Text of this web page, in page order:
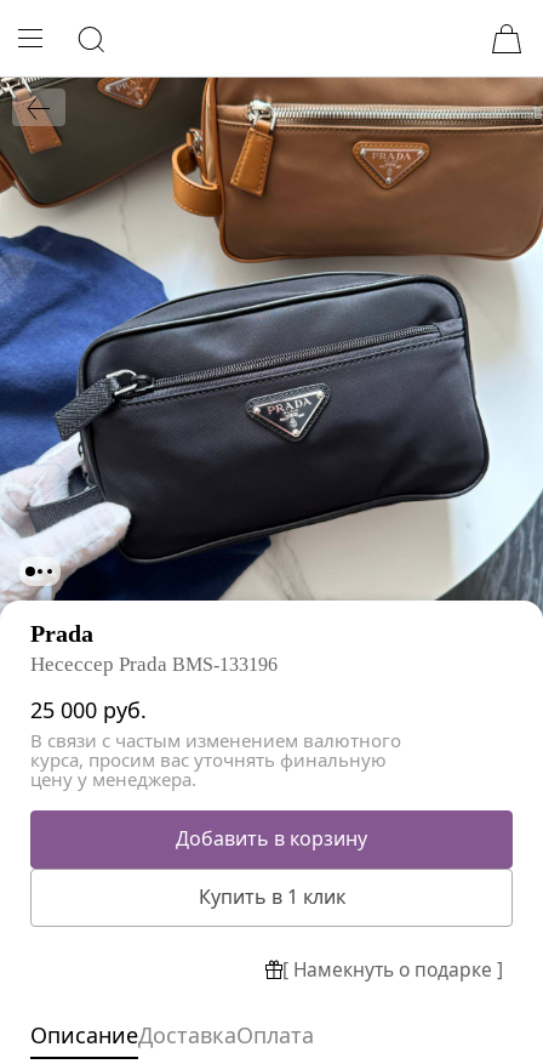
Prada
Несессер Prada BMS-133196
25 000 руб.
В связи с частым изменением валютного
курса, просим вас уточнять финальную
цену у менеджера.
Добавить в корзину
Купить в 1 клик
[ Намекнуть о подарке ]
ОписаниеДоставкаОплата